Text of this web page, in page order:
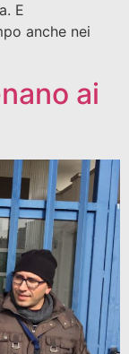
E
anche nei
ai